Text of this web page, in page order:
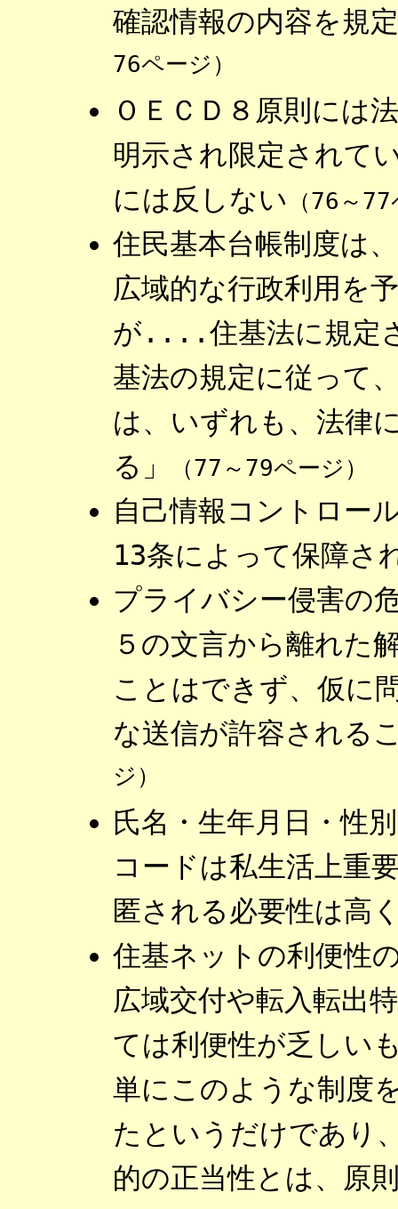
確認情報の内容を規
76ページ）
ＯＥＣＤ８原則には
明示され限定されて
には反しない （76～
住民基本台帳制度は
広域的な行政利用を
が....住基法に規定
基法の規定に従って
は、いずれも、法律
る」
（77～79ページ）
自己情報コントロー
13条によって保障さ
プライバシー侵害の
５の文言から離れた
ことはできず、仮に
な送信が許容される
ジ）
氏名・生年月日・性
コードは私生活上重
匿される必要性は高
住基ネットの利便性
広域交付や転入転出
ては利便性が乏しい
単にこのような制度
たというだけであり
的の正当性とは、原